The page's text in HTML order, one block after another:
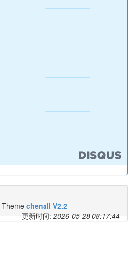
Theme chenall V2.2
更新时间: 2026-05-28 08:17:44